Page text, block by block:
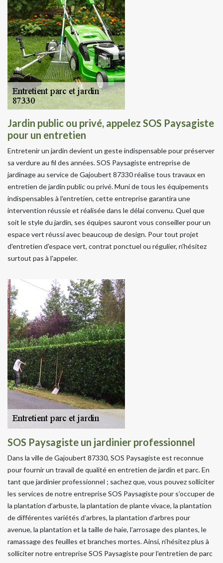
Jardin public ou privé, appelez SOS Paysagiste
pour un entretien
Entretenir un jardin devient un geste indispensable pour préserver
sa verdure au fil des années. SOS Paysagiste entreprise de
jardinage au service de Gajoubert 87330 réalise tous travaux en
entretien de jardin public ou privé. Muni de tous les équipements
indispensables à l'entretien, cette entreprise garantira une
intervention réussie et réalisée dans le délai convenu. Quel que
soit le style du jardin, ses équipes sauront vous conseiller pour un
espace vert réussi avec beaucoup de design. Pour tout projet
d'entretien d'espace vert, contrat ponctuel ou régulier, n'hésitez
surtout pas à l'appeler.
SOS Paysagiste un jardinier professionnel
Dans la ville de Gajoubert 87330, SOS Paysagiste est reconnue
pour fournir un travail de qualité en entretien de jardin et parc. En
tant que jardinier professionnel ; sachez que, vous pouvez solliciter
les services de notre entreprise SOS Paysagiste pour s’occuper de
la plantation d’arbuste, la plantation de plante vivace, la plantation
de différentes variétés d’arbres, la plantation d’arbres pour
avenue, la plantation et la taille de haie, l’arrosage des plantes, le
ramassage des feuilles et branches mortes. Ainsi, n’hésitez plus à
solliciter notre entreprise SOS Paysagiste pour l’entretien de parc